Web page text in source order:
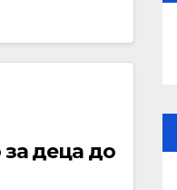
за деца до